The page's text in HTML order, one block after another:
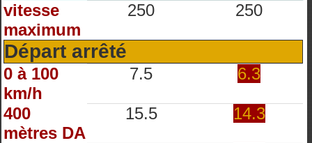
vitesse
maximum
250 250
Départ arrêté
0 à 100
km/h
7.5 6.3
400
mètres DA
15.5 14.3